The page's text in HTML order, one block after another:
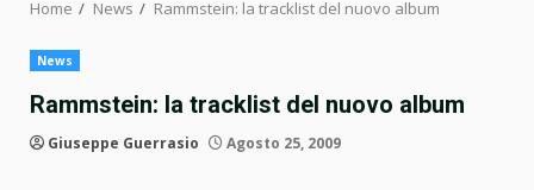
Home News Rammstein: la tracklist del nuovo album
News
Rammstein: la tracklist del nuovo album
Giuseppe Guerrasio Agosto 25, 2009